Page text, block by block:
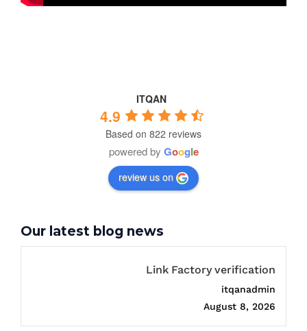
ITQAN
4.9
Based on 822 reviews
powered by Google
review us on
Our latest blog news
Link Factory verification
itqanadmin
August 8, 2026